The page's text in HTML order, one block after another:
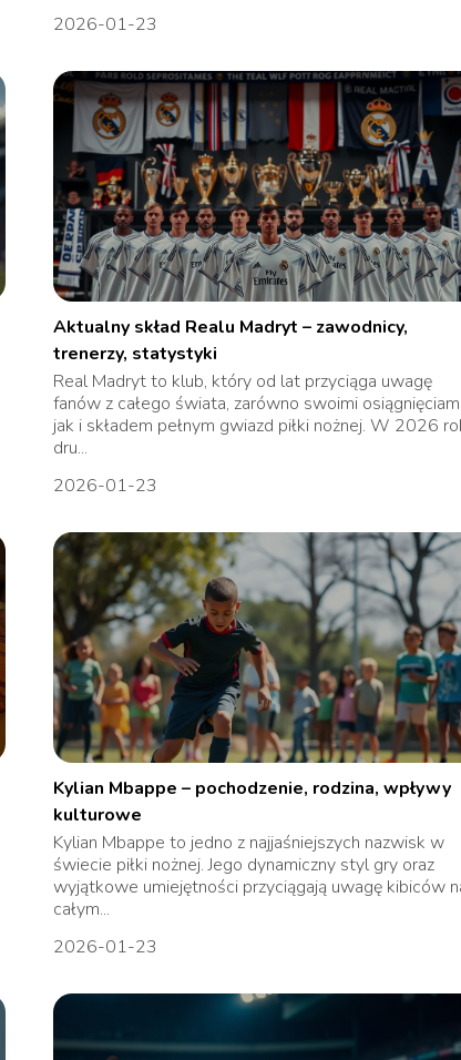
2026-01-23
Aktualny skład Realu Madryt – zawodnicy,
trenerzy, statystyki
Real Madryt to klub, który od lat przyciąga uwagę
fanów z całego świata, zarówno swoimi
jak i składem pełnym gwiazd piłki nożnej. W 2026
dru...
2026-01-23
Kylian Mbappe – pochodzenie, rodzina, wpływy
kulturowe
Kylian Mbappe to jedno z najjaśniejszych nazwisk w
świecie piłki nożnej. Jego dynamiczny styl gry oraz
wyjątkowe umiejętności przyciągają uwagę kibiców
całym...
2026-01-23